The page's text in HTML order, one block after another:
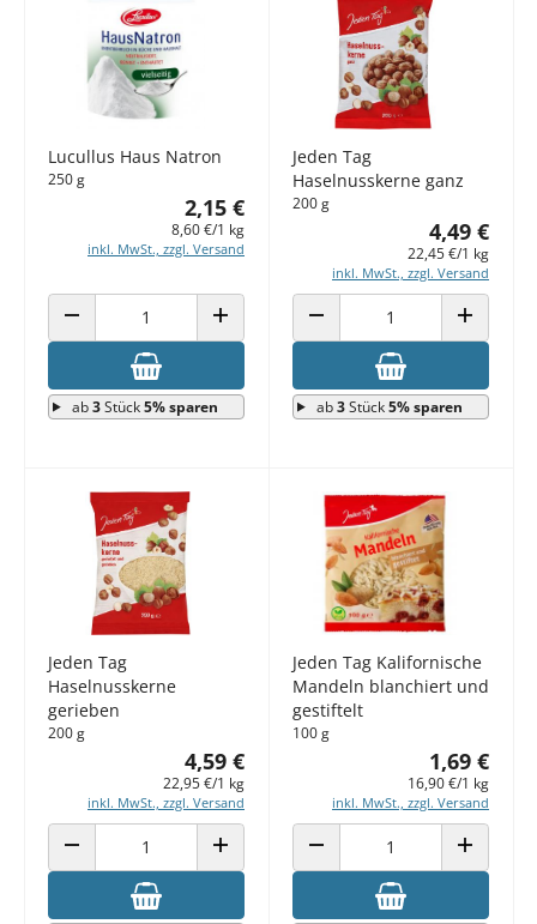
Lucullus Haus Natron
250 g
2,15 €
8,60 €/1 kg
inkl. MwSt., zzgl. Versand
ANZAHL VERRINGERN ANZAHL ERHÖHEN
ab3Stück5% sparen
Jeden Tag
Haselnusskerne ganz
200 g
4,49 €
22,45 €/1 kg
inkl. MwSt., zzgl. Versand
ANZAHL VERRINGERN ANZAHL
ab3Stück5% sparen
Jeden Tag
Haselnusskerne
gerieben
200 g
4,59 €
22,95 €/1 kg
inkl. MwSt., zzgl. Versand
ANZAHL VERRINGERN ANZAHL ERHÖHEN
Jeden Tag Kalifornische
Mandeln blanchiert und
gestiftelt
100 g
1,69 €
16,90 €/1 kg
inkl. MwSt., zzgl. Versand
ANZAHL VERRINGERN ANZAHL